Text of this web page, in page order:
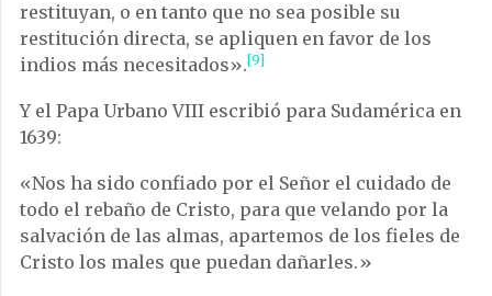
restituyan, o en tanto que no sea posible su
restitución directa, se apliquen en favor de los
indios más necesitados».[9]
Y el Papa Urbano VIII escribió para Sudamérica en
1639:
«Nos ha sido confiado por el Señor el cuidado de
todo el rebaño de Cristo, para que velando por la
salvación de las almas, apartemos de los fieles de
Cristo los males que puedan dañarles.»